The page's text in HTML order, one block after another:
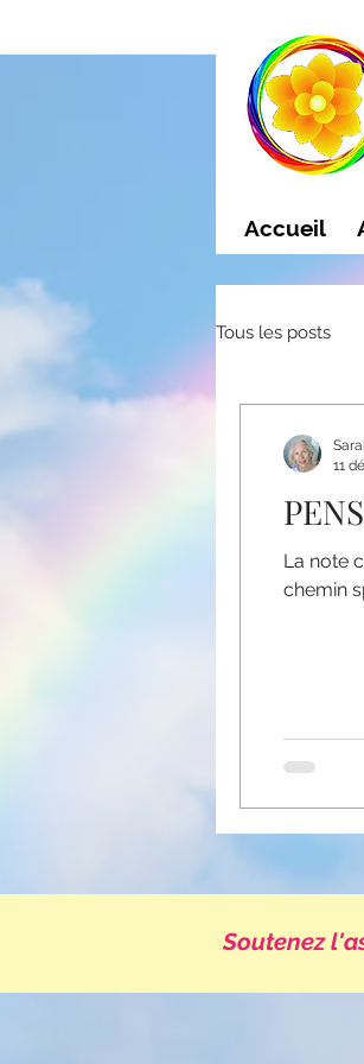
Accueil
Tous les posts
La note
chemin
11
Soutenez